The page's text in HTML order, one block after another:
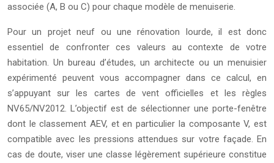
associée (A, B ou C) pour chaque modèle de menuiserie.
Pour un projet neuf ou une rénovation lourde, il est donc
essentiel de confronter ces valeurs au contexte de votre
habitation. Un bureau d’études, un architecte ou un menuisier
expérimenté peuvent vous accompagner dans ce calcul, en
s’appuyant sur les cartes de vent officielles et les règles
NV65/NV2012. L’objectif est de sélectionner une porte-fenêtre
dont le classement AEV, et en particulier la composante V, est
compatible avec les pressions attendues sur votre façade. En
cas de doute, viser une classe légèrement supérieure constitue